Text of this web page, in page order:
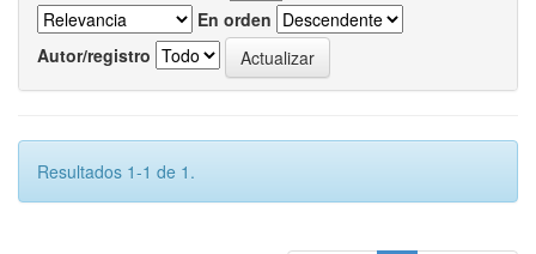
En orden
Autor/registro
Resultados 1-1 de 1.